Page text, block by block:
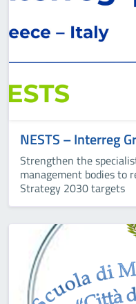
NESTS – Interreg
Strengthen the
management bodies to
Strategy 2030 targets